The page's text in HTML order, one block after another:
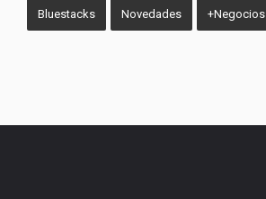
Bluestacks Novedades +Negocios